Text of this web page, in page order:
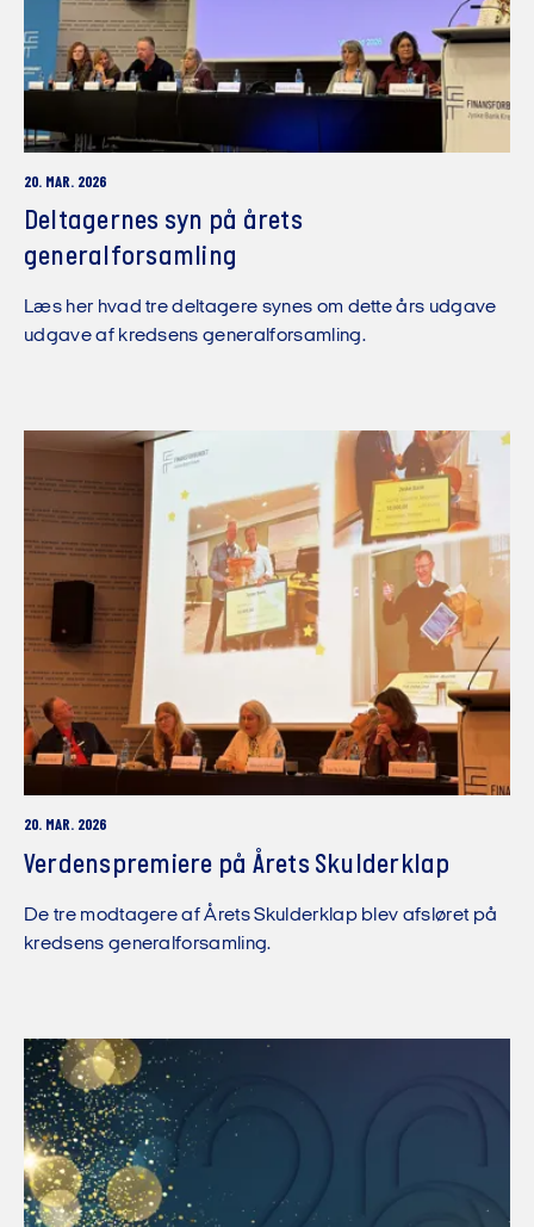
20. MAR. 2026
Deltagernes syn på årets
generalforsamling
Læs her hvad tre deltagere synes om dette års udgave
udgave af kredsens generalforsamling.
20. MAR. 2026
Verdenspremiere på Årets Skulderklap
De tre modtagere af Årets Skulderklap blev afsløret på
kredsens generalforsamling.